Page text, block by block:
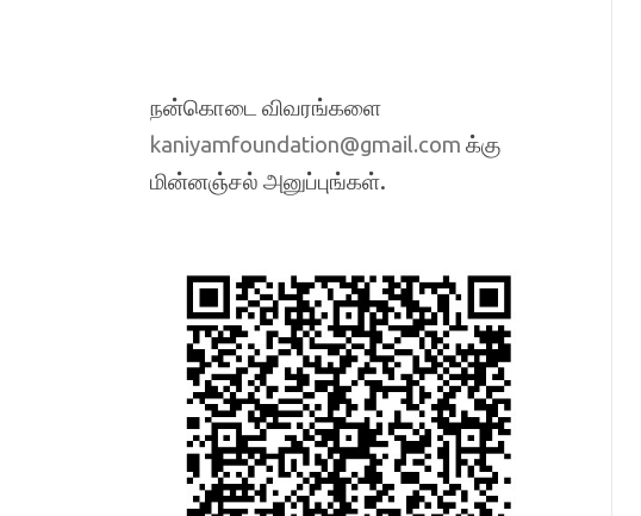
நன்கொடை விவரங்களை
kaniyamfoundation@gmail.com க்கு
மின்னஞ்சல் அனுப்புங்கள்.